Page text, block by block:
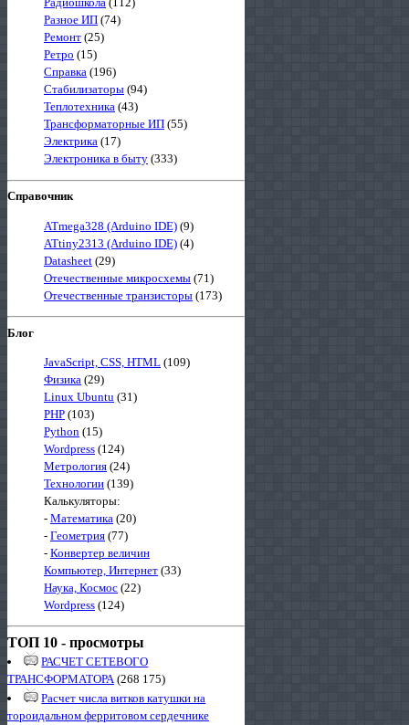
Разное ИП (74)
Ремонт (25)
Ретро (15)
Справка (196)
Стабилизаторы (94)
Теплотехника (43)
Трансформаторные ИП (55)
Электрика (17)
Электроника в быту (333)
Справочник
ATmega328 (Arduino IDE) (9)
ATtiny2313 (Arduino IDE) (4)
Datasheet (29)
Отечественные микросхемы (71)
Отечественные транзисторы (173)
Блог
JavaScript, CSS, HTML (109)
Физика (29)
Linux Ubuntu (31)
PHP (103)
Python (15)
Wordpress (124)
Метрология (24)
Технологии (139)
Калькуляторы:
- Математика (20)
- Геометрия (77)
- Конвертер величин
Компьютер, Интернет (33)
Наука, Космос (22)
Wordpress (124)
ТОП 10 - просмотры
РАСЧЕТ СЕТЕВОГО
ТРАНСФОРМАТОРА(268 175)
Расчет числа витков катушки на
тороидальном ферритовом сердечнике